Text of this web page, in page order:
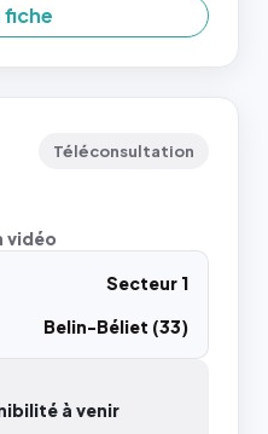
fiche
Téléconsultation
vidéo
Secteur 1
Belin-Béliet (33)
à venir